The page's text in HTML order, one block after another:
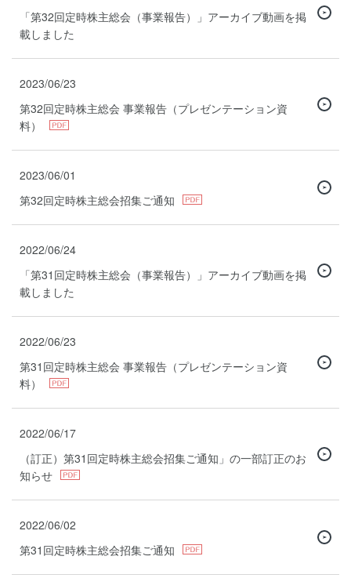
「第32回定時株主総会（事業報告）」アーカイブ動画を掲
載しました
2023/06/23
第32回定時株主総会 事業報告（プレゼンテーション資
料）
2023/06/01
第32回定時株主総会招集ご通知
2022/06/24
「第31回定時株主総会（事業報告）」アーカイブ動画を掲
載しました
2022/06/23
第31回定時株主総会 事業報告（プレゼンテーション資
料）
2022/06/17
（訂正）第31回定時株主総会招集ご通知」の一部訂正のお
知らせ
2022/06/02
第31回定時株主総会招集ご通知